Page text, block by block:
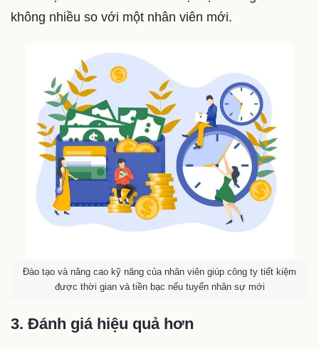
không nhiều so với một nhân viên mới.
Đào tạo và nâng cao kỹ năng của nhân viên giúp công ty tiết kiệm
được thời gian và tiền bạc nếu tuyển nhân sự mới
3. Đánh giá hiệu quả hơn